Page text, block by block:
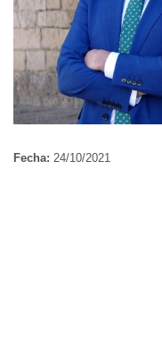
Fecha: 24/10/2021